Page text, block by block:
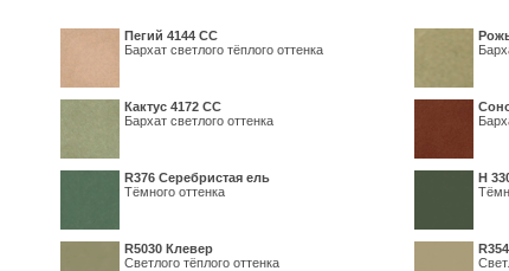
Пегий 4144 СС
Бархат светлого тёплого оттенка
Кактус 4172 СС
Бархат светлого оттенка
R376 Серебристая ель
Тёмного оттенка
H
R5030 Клевер
Светлого тёплого оттенка